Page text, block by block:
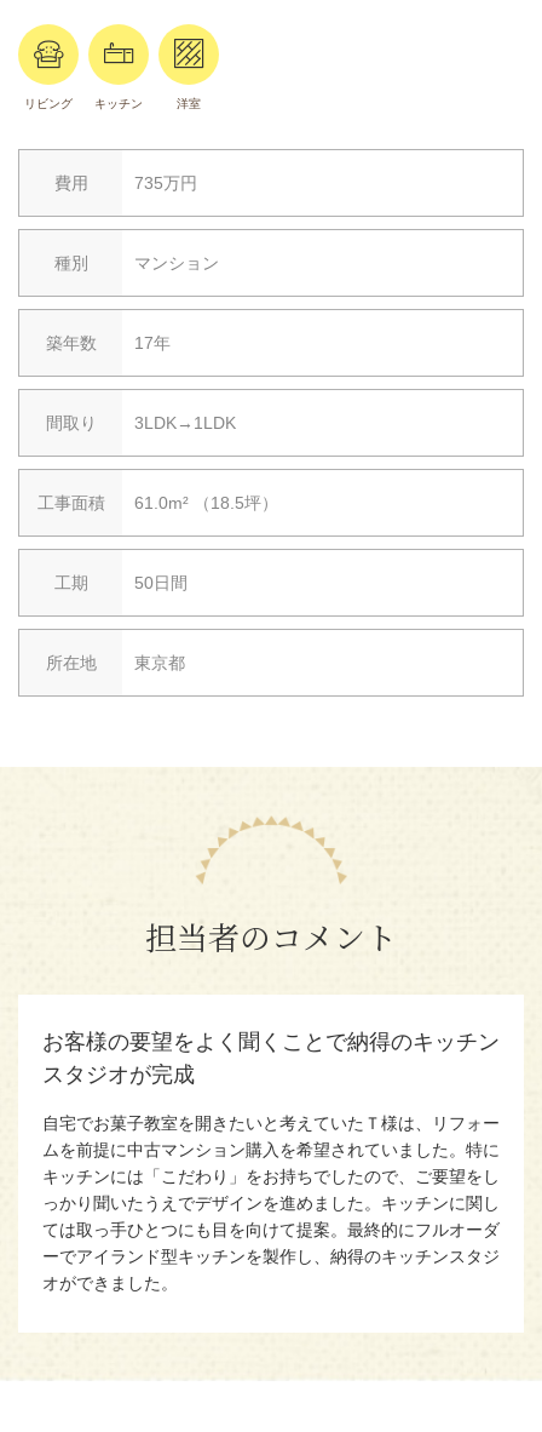
リビング キッチン 洋室
費用 735万円
種別 マンション
築年数 17年
間取り 3LDK→1LDK
工事面積 61.0m² （18.5坪）
工期 50日間
所在地 東京都
担当者のコメント
お客様の要望をよく聞くことで納得のキッチン
スタジオが完成
自宅でお菓子教室を開きたいと考えていたＴ様は、リフォー
ムを前提に中古マンション購入を希望されていました。特に
キッチンには「こだわり」をお持ちでしたので、ご要望をし
っかり聞いたうえでデザインを進めました。キッチンに関し
ては取っ手ひとつにも目を向けて提案。最終的にフルオーダ
ーでアイランド型キッチンを製作し、納得のキッチンスタジ
オができました。